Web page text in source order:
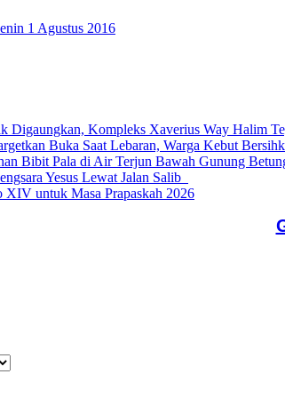
1 Agustus 2016
Digaungkan, Kompleks Xaverius Way Halim
Buka Saat Lebaran, Warga Kebut
Bibit Pala di Air Terjun Bawah Gunung
Yesus Lewat Jalan Salib
XIV untuk Masa Prapaskah 2026